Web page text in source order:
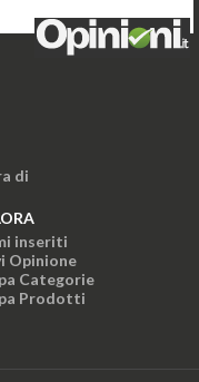
di
inseriti
Opinione
Categorie
Prodotti